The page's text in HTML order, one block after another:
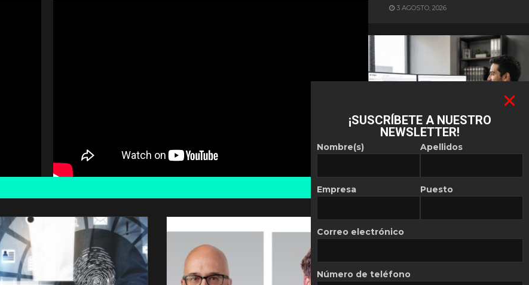
3 AGOSTO, 2026
ES NOTICIA
Automatización de las
REDACCIÓN LATAM
¡SUSCRÍBETE A NUESTRO
NEWSLETTER!
Nombre(s)
Empresa
Apellidos
Puesto
Correo electrónico
Número de teléfono